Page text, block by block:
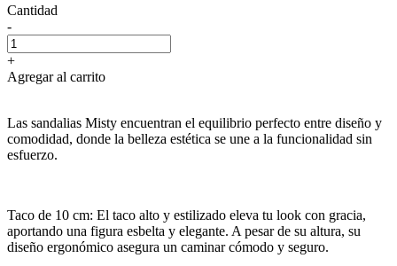
Cantidad
-
+
Agregar al carrito
Las sandalias Misty encuentran el equilibrio perfecto entre diseño y
comodidad, donde la belleza estética se une a la funcionalidad sin
esfuerzo.
Taco de 10 cm: El taco alto y estilizado eleva tu look con gracia,
aportando una figura esbelta y elegante. A pesar de su altura, su
diseño ergonómico asegura un caminar cómodo y seguro.